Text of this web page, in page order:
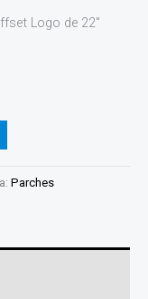
Logo de 22″
Parches